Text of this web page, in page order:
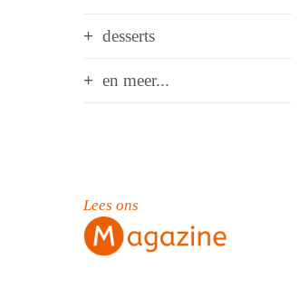
desserts
en meer...
Lees ons